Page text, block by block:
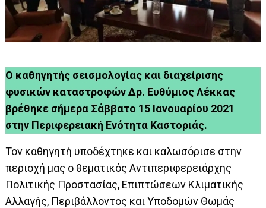
Ο καθηγητής σεισμολογίας και διαχείρισης
φυσικών καταστροφών Δρ. Ευθύμιος Λέκκας
βρέθηκε σήμερα Σάββατο 15 Ιανουαρίου 2021
στην Περιφερειακή Ενότητα Καστοριάς.
Τον καθηγητή υποδέχτηκε και καλωσόρισε στην
περιοχή μας ο θεματικός Αντιπεριφερειάρχης
Πολιτικής Προστασίας, Επιπτώσεων Κλιματικής
Αλλαγής, Περιβάλλοντος και Υποδομών Θωμάς